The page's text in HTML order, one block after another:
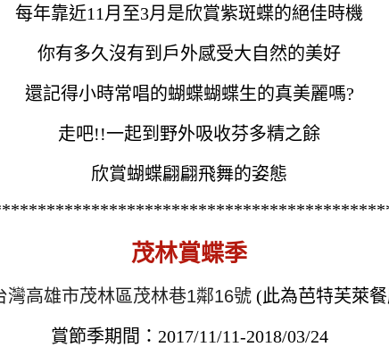
每年靠近11月至3月是欣賞紫斑蝶的絕佳時機
你有多久沒有到戶外感受大自然的美好
還記得小時常唱的蝴蝶蝴蝶生的真美麗嗎?
走吧!!一起到野外吸收芬多精之餘
欣賞蝴蝶翩翩飛舞的姿態
茂林賞蝶季
灣高雄市茂林區茂林巷1鄰16號(此為芭特芙萊
賞節季期間：2017/11/11-2018/03/24